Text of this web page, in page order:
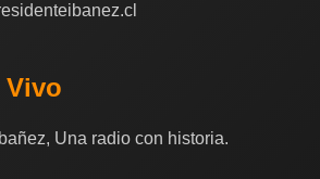
Vivo
Una radio con historia.